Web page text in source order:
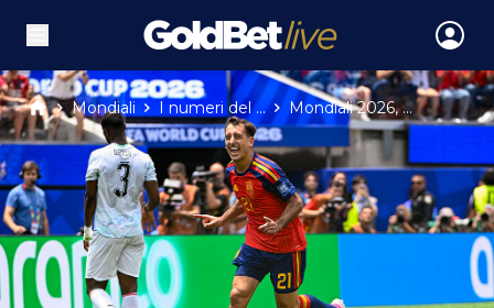
Mondiali I numeri del ... Mondiali 2026, ...